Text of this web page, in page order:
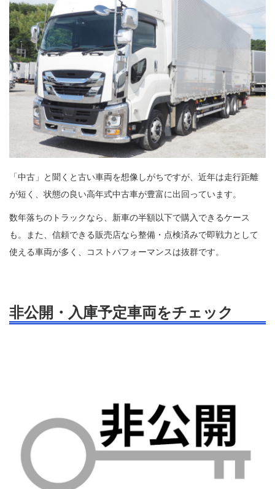
「中古」と聞くと古い車両を想像しがちですが、近年は走行距離
が短く、状態の良い高年式中古車が豊富に出回っています。
数年落ちのトラックなら、新車の半額以下で購入できるケース
も。また、信頼できる販売店なら整備・点検済みで即戦力として
使える車両が多く、コストパフォーマンスは抜群です。
非公開・入庫予定車両をチェック